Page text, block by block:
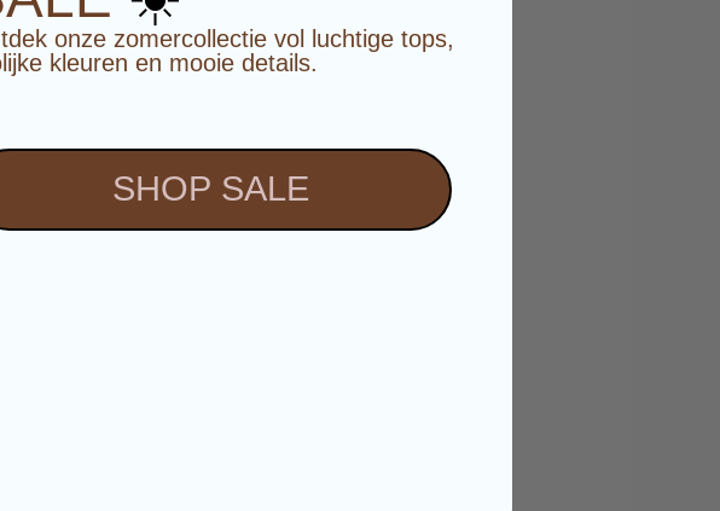
onze zomercollectie vol luchtige tops,
kleuren en mooie details.
SHOP SALE